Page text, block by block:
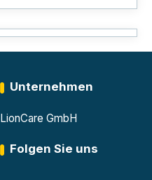
Unternehmen
LionCare GmbH
Folgen Sie uns